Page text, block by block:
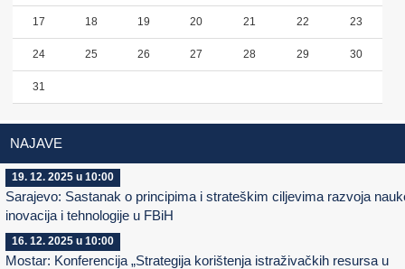
17 18 19 20 21 22 23
24 25 26 27 28 29 30
31
NAJAVE
19. 12. 2025 u 10:00
Sarajevo: Sastanak o principima i strateškim ciljevima razvoja
inovacija i tehnologije u FBiH
16. 12. 2025 u 10:00
Mostar: Konferencija „Strategija korištenja istraživačkih resursa u